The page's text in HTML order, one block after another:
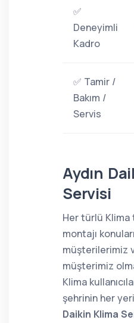
✅
Deneyimli
Kadro
✅ Tamir /
Bakım /
Servis
Aydın
Servisi
Her türlü Klima
montajı
müşterilerimiz
müşterimiz
Klima
şehrinin her
Daikin Klima